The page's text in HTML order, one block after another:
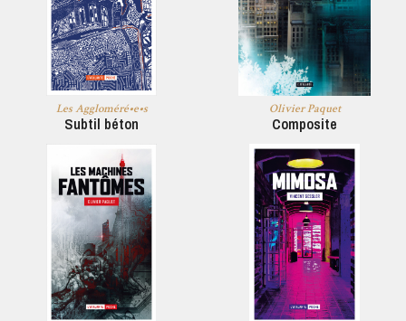
Les Aggloméré•e•s
Subtil béton
Olivier Paquet
Composite